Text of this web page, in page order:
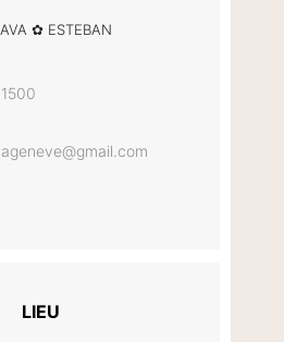
✿ ESTEBAN
LIEU